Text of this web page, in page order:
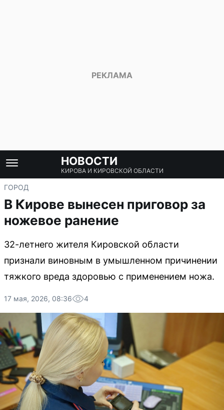
НОВОСТИ
КИРОВА И КИРОВСКОЙ ОБЛАСТИ
ГОРОД
В Кирове вынесен приговор за
ножевое ранение
32-летнего жителя Кировской области
признали виновным в умышленном причинении
тяжкого вреда здоровью с применением ножа.
17 мая, 2026, 08:36 4